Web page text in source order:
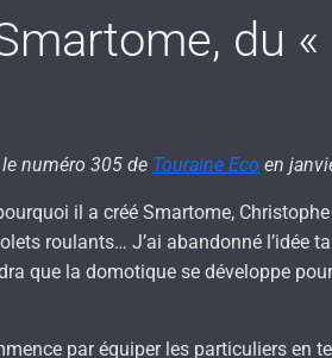
du
numéro 305 de Touraine Eco en
il a créé Smartome,
roulants… J’ai abandonné l’idée
que la domotique se développe
par équiper les particuliers en